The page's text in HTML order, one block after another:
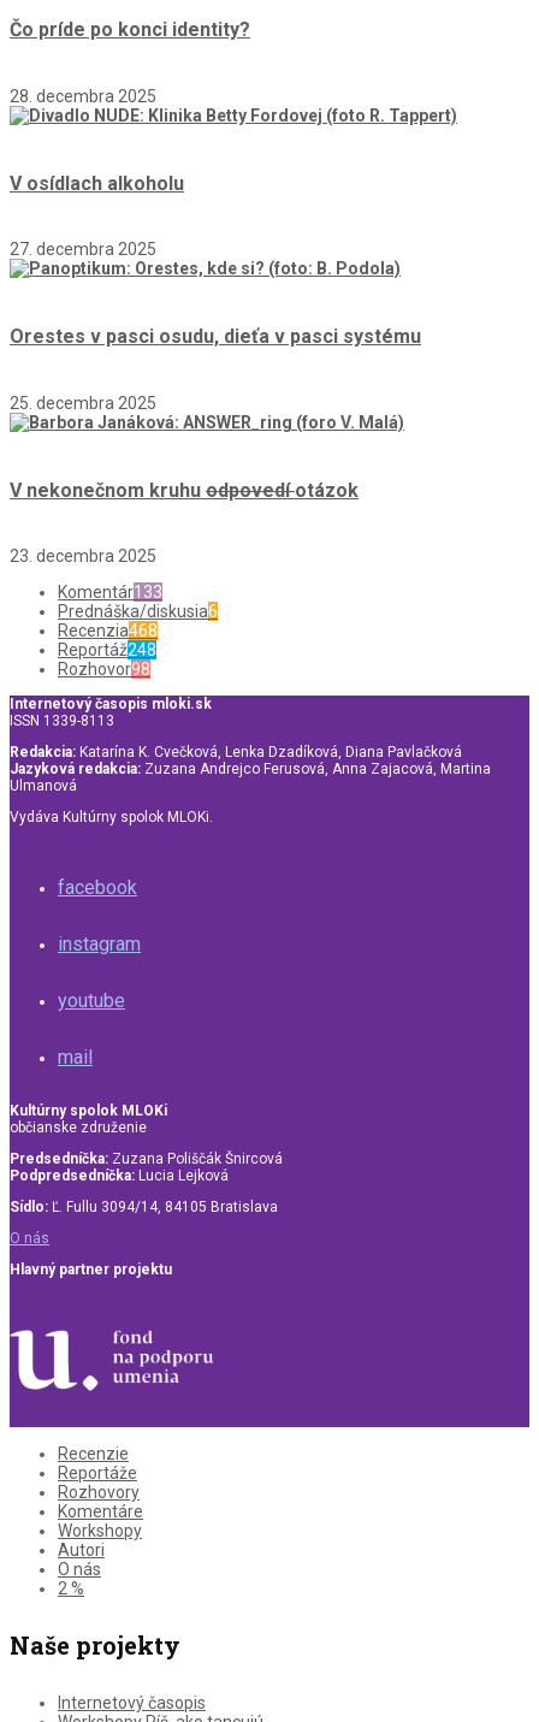
Čo príde po konci identity?
28. decembra 2025
V osídlach alkoholu
27. decembra 2025
Orestes v pasci osudu, dieťa v pasci systému
25. decembra 2025
V nekonečnom kruhu odpovedíotázok
23. decembra 2025
Komentár133
Prednáška/diskusia6
Recenzia468
Reportáž248
Rozhovor98
Internetový časopis mloki.sk
ISSN 1339-8113
Redakcia: Katarína K. Cvečková, Lenka Dzadíková, Diana Pavlačková
Jazyková redakcia: Zuzana Andrejco Ferusová, Anna Zajacová, Martina
Ulmanová
Vydáva Kultúrny spolok MLOKi.
facebook
instagram
youtube
mail
Kultúrny spolok MLOKi
občianske združenie
Predsedníčka: Zuzana Poliščák Šnircová
Podpredsedníčka: Lucia Lejková
Sídlo: Ľ. Fullu 3094/14, 84105 Bratislava
O nás
Hlavný partner projektu
Recenzie
Reportáže
Rozhovory
Komentáre
Workshopy
Autori
O nás
2 %
Naše projekty
Internetový časopis